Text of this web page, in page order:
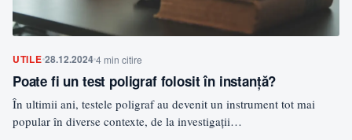
UTILE 28.12.20244 min citire
Poate fi un test poligraf folosit în instanță?
În ultimii ani, testele poligraf au devenit un instrument tot mai
popular în diverse contexte, de la investigații…